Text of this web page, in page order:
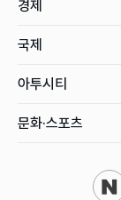
경제
국제
아투시티
문화·스포츠